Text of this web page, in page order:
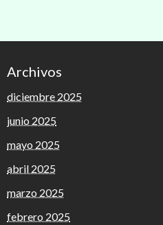
Archivos
diciembre 2025
junio 2025
mayo 2025
abril 2025
marzo 2025
febrero 2025